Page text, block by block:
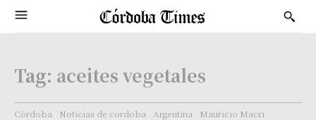
Tag: aceites vegetales
Córdoba Noticias de cordoba Argentina
Mauricio Macri